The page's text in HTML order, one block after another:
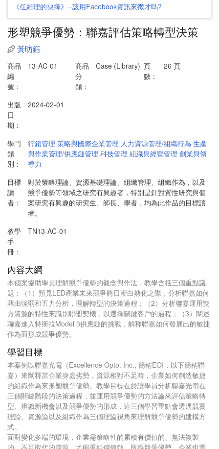
《任經理的抉擇》─該用Facebook資訊來徵才嗎?
形塑競爭優勢：聯嘉評估策略轉型決策
黃昉鈺
商品
編
號：
13-AC-01
商品
分
類：
Case (Library) 頁
數：
26 頁
出版
日
期：
2024-02-01
學門
類
別：
行銷管理 策略與國際企業管理 人力資源管理/組織行為 生產
與作業管理/供應鏈管理 科技管理 組織與經營管理 創業與領
導力
目標
讀
者：
對於策略理論、資源基礎理論、組織管理、組織作為，以及
競爭優勢等領域之研究有興趣者，特別是針對質性研究與個
案研究有興趣的研究生、師長、學者，均為此作品的目標讀
者。
教學
手
冊：
TN13-AC-01
內容大綱
本個案協助學員理解競爭優勢的觀念與作法，教學含括三個重點議
題：（1）預見LED產業未來競爭將日漸白熱化之際，分析聯嘉如何
藉由強弱和五力分析，理解轉型的決策過程；（2）分析聯嘉運用雙
方資源的特性來識別聯盟契機，以選擇關鍵客戶的過程；（3）闡述
聯嘉進入特斯拉Model 3供應鏈的挑戰，解釋聯嘉如何發展出的敏捷
作為而形成競爭優勢。
學習目標
本案例以聯嘉光電（Excellence Opto. Inc., 簡稱EOI，以下簡稱聯
嘉）來闡釋當企業身處劣勢，資源相對不足時，企業如何創造敏捷
的組織作為來形塑競爭優勢。教學目標在於讓學員分析聯嘉光電在
三個關鍵階段的決策過程，並運用競爭優勢的方法論來評估策略轉
型、辨識新機會以及競爭優勢的形成，這三個學習重點會透過競賽
理論、資源論以及組織作為三個理論視角來理解競爭優勢的建構方
式。
面對變化多端的環境，企業需策略性的累積有價值的、無法複製
的、不可取代的資源，才能重組價值鏈，取得競爭優勢。企業也需